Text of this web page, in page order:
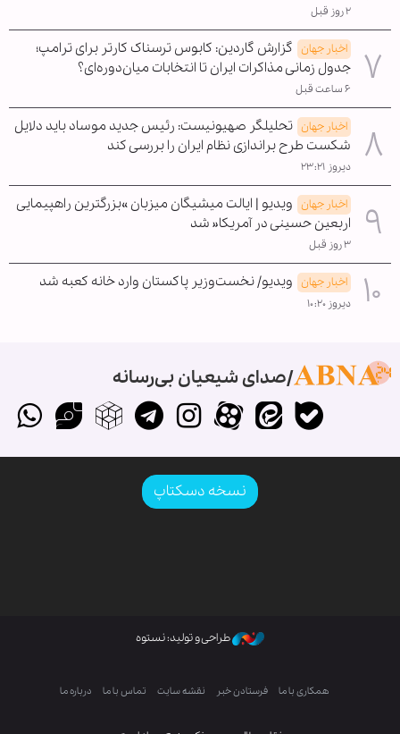
۲ روز قبل
اخبار جهان گزارش گاردین: کابوس ترسناک کارتر برای ترامپ؛
جدول زمانی مذاکرات ایران تا انتخابات میان‌دوره‌ای؟
۶ ساعت قبل
اخبار جهان تحلیلگر صهیونیست: رئیس جدید موساد باید دلایل
شکست طرح براندازی نظام ایران را بررسی کند
دیروز ۲۳:۲۱
اخبار جهان ویدیو | ایالت میشیگان میزبان »بزرگترین راهپیمایی
اربعین حسینی در آمریکا« شد
۳ روز قبل
اخبار جهان ویدیو/ نخست‌وزیر پاکستان وارد خانه کعبه شد
دیروز ۱۰:۲۰
صدای شیعیان بی‌رسانه
نسخه دسکتاپ
طراحی و تولید: نستوه
همکاری با ما فرستادن خبر نقشه سایت تماس با ما درباره ما